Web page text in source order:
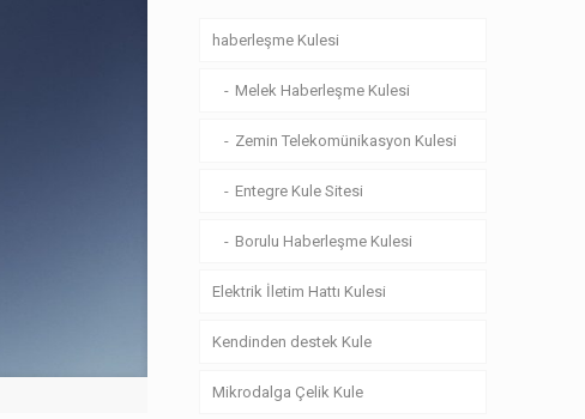
haberleşme Kulesi
Melek Haberleşme Kulesi
Zemin Telekomünikasyon Kulesi
Entegre Kule Sitesi
Borulu Haberleşme Kulesi
Elektrik İletim Hattı Kulesi
Kendinden destek Kule
Mikrodalga Çelik Kule